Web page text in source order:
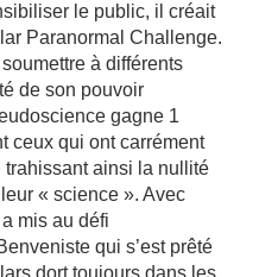
le public, il créait
Paranormal Challenge.
à différents
de son pouvoir
gagne 1
ceux qui ont carrément
trahissant ainsi la nullité
« science ». Avec
mis au défi
qui s’est prêté
dort toujours dans les